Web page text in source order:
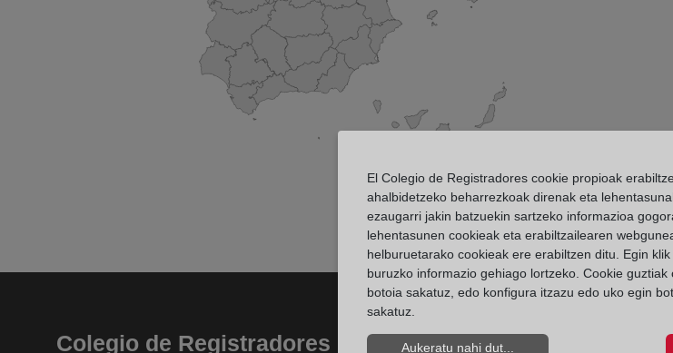
Colegio de Registradores
El Colegio de Registradores cookie propioak
ahalbidetzeko beharrezkoak direnak eta
ezaugarri jakin batzuekin sartzeko informazioa
lehentasunen cookieak eta erabiltzailearen
helburuetarako cookieak ere erabiltzen ditu. Egin klik
buruzko informazio gehiago lortzeko. Cookie
botoia sakatuz, edo konfigura itzazu edo uko egin
sakatuz.
Aukeratu nahi dut...